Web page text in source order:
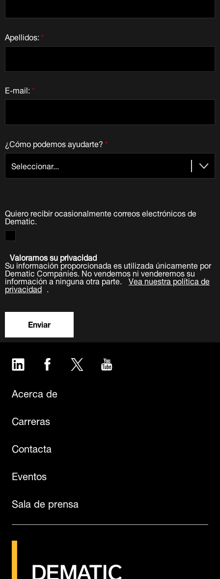
*
Apellidos:
*
E-mail:
*
¿Cómo podemos ayudarte?
Quiero recibir ocasionalmente correos electrónicos de
Dematic.
Valoramos su privacidad
Su información proporcionada es utilizada únicamente por
Dematic Companies. No vendemos ni venderemos su
información a ninguna otra parte. Vea nuestra política de
privacidad .
Enviar
LinkedIn Facebook Twitter
Acerca de
Carreras
Contacta
Eventos
Sala de prensa